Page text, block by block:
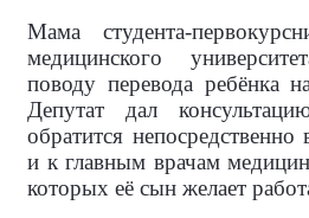
Мама студента-
медицинского
поводу перевода ребёнка
Депутат дал
обратится непосредственно
и к главным врачам
которых её сын желает